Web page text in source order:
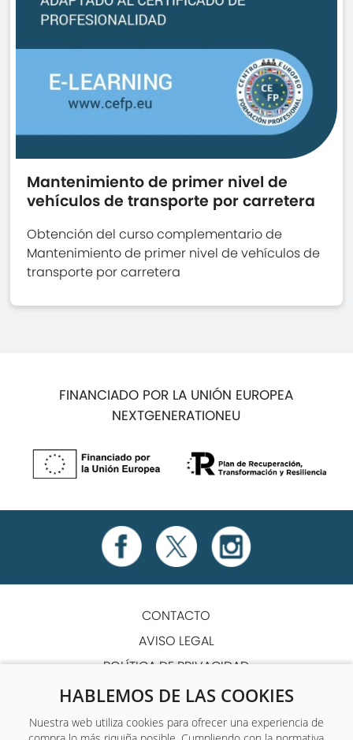
HABLEMOS DE LAS COOKIES
Nuestra web utiliza cookies para ofrecer una experiencia de
Mantenimiento de primer nivel de
vehículos de transporte por carretera
Obtención del curso complementario de
Mantenimiento de primer nivel de vehículos de
transporte por carretera
FINANCIADO POR LA UNIÓN EUROPEA
NEXTGENERATIONEU
CONTACTO
AVISO LEGAL
POLÍTICA DE PRIVACIDAD
POLÍTICA DE COOKIES
TÉRMINOS Y CONDICIONES